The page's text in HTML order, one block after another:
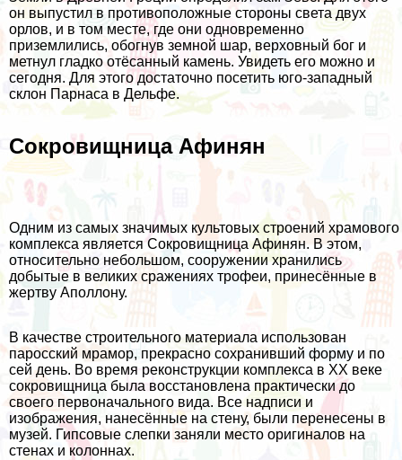
он выпустил в противоположные стороны света двух
орлов, и в том месте, где они одновременно
приземлились, обогнув земной шар, верховный бог и
метнул гладко отёсанный камень. Увидеть его можно и
сегодня. Для этого достаточно посетить юго-западный
склон Парнаса в Дельфе.
Сокровищница Афинян
Одним из самых значимых культовых строений храмового
комплекса является Сокровищница Афинян. В этом,
относительно небольшом, сооружении хранились
добытые в великих сражениях трофеи, принесённые в
жертву Аполлону.
В качестве строительного материала использован
паросский мрамор, прекрасно сохранивший форму и по
сей день. Во время реконструкции комплекса в ХХ веке
сокровищница была восстановлена практически до
своего первоначального вида. Все надписи и
изображения, нанесённые на стену, были перенесены в
музей. Гипсовые слепки заняли место оригиналов на
стенах и колоннах.